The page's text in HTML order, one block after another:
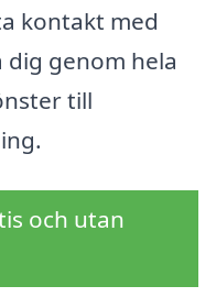
kontakt med
genom hela
till
och utan